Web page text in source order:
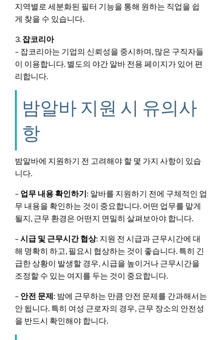
지역별로 세분화된 필터 기능을 통해 원하는 직업을 쉽
게 찾을 수 있습니다.
3. 잡코리아
– 잡코리아는 기업의 신뢰성을 중시하며, 많은 구직자들
이 이용합니다. 별도의 야간 알바 전용 페이지가 있어 편
리합니다.
밤알바 지원 시 유의사
항
밤알바에 지원하기 전 고려해야 할 몇 가지 사항이 있습
니다.
– 업무 내용 확인하기: 알바를 지원하기 전에 구체적인 업
무 내용을 확인하는 것이 중요합니다. 어떤 업무를 맡게
될지, 근무 환경은 어떤지 면밀히 살펴보아야 합니다.
– 시급 및 근무시간 협상: 지원 전 시급과 근무시간에 대
해 명확히 하고, 필요시 협상하는 것이 좋습니다. 특히 긴
급한 상황이 발생할 경우, 시급을 높이거나 근무시간을
조정할 수 있는 여지를 두는 것이 중요합니다.
– 안전 문제: 밤에 근무하는 만큼 안전 문제를 간과해서는
안 됩니다. 특히 여성 근로자의 경우, 근무 장소의 안전성
을 반드시 확인해야 합니다.